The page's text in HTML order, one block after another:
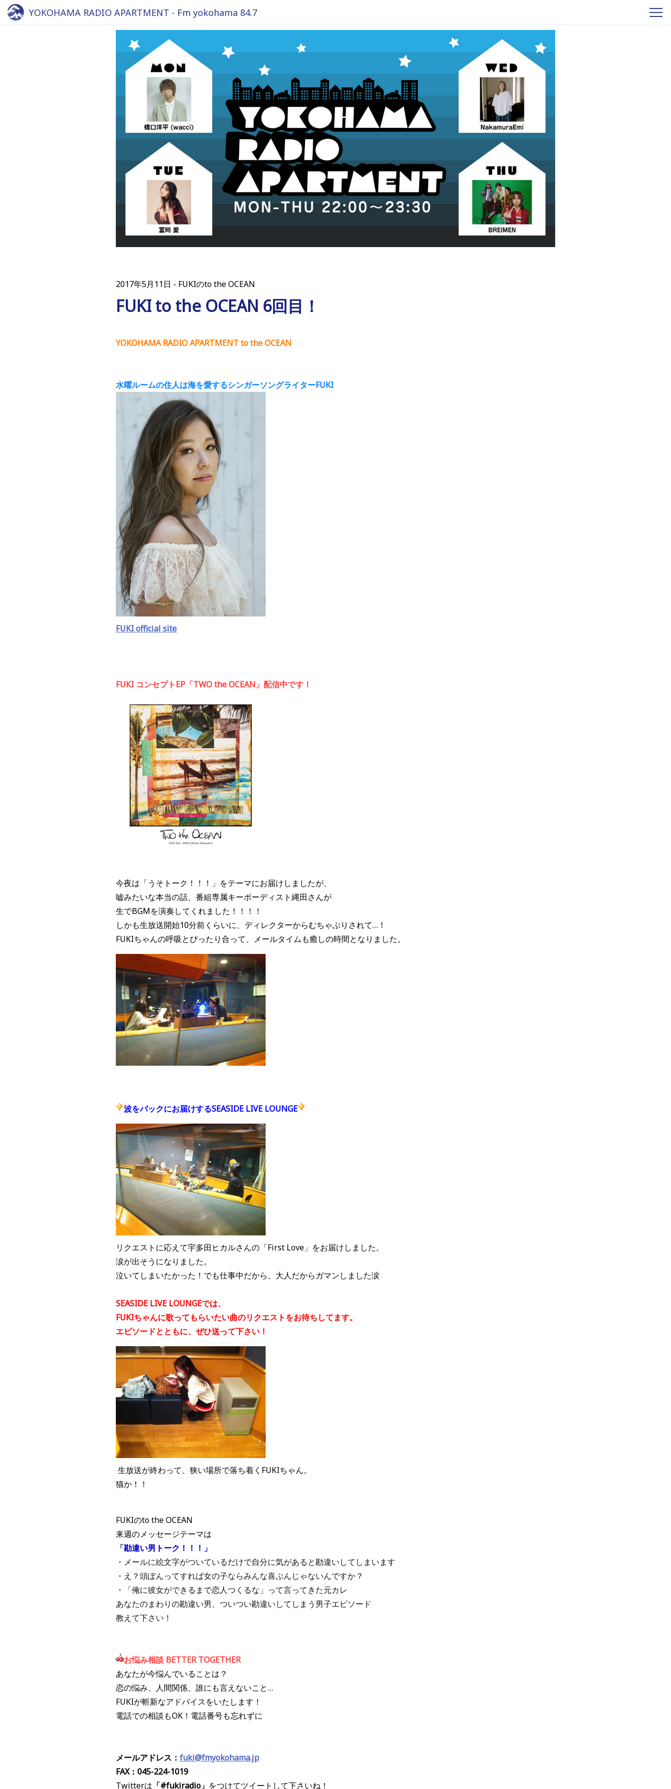
YOKOHAMA RADIO APARTMENT - Fm yokohama 84.7
2017年5月11日 FUKIのto the OCEAN
FUKI to the OCEAN 6回目！
YOKOHAMA RADIO APARTMENT to the OCEAN
水曜ルームの住人は海を愛するシンガーソングライターFUKI
FUKI official site
FUKI コンセプトEP「TWO the OCEAN」 配信中です！
今夜は「うそトーク！！！」をテーマにお届けしましたが、
嘘みたいな本当の話、番組専属キーボーディスト縄田さんが
生でBGMを演奏してくれました！！！！
しかも生放送開始10分前くらいに、ディレクターからむちゃぶりされて…！
FUKIちゃんの呼吸とぴったり合って、メールタイムも癒しの時間となりました。
波をバックにお届けするSEASIDE LIVE LOUNGE
リクエストに応えて宇多田ヒカルさんの「First Love」をお届けしました。
涙が出そうになりました。
泣いてしまいたかった！でも仕事中だから、大人だからガマンしました涙
SEASIDE LIVE LOUNGEでは、
FUKIちゃんに歌ってもらいたい曲のリクエストをお待ちしてます。
エピソードとともに、ぜひ送って下さい！
生放送が終わって、狭い場所で落ち着くFUKIちゃん。
猫か！！
FUKIのto the OCEAN
来週のメッセージテーマは
「勘違い男トーク！！！」
・メールに絵文字がついているだけで自分に気があると勘違いしてしまいます
・え？頭ぽんってすれば女の子ならみんな喜ぶんじゃないんですか？
・「俺に彼女ができるまで恋人つくるな」って言ってきた元カレ
あなたのまわりの勘違い男、ついつい勘違いしてしまう男子エピソード
教えて下さい！
お悩み相談 BETTER TOGETHER
あなたが今悩んでいることは？
恋の悩み、人間関係、誰にも言えないこと…
FUKIが斬新なアドバイスをいたします！
電話での相談もOK！電話番号も忘れずに
メールアドレス： fuki@fmyokohama.jp
FAX：045-224-1019
Twitterは 「#fukiradio」 をつけてツイートして下さいね！